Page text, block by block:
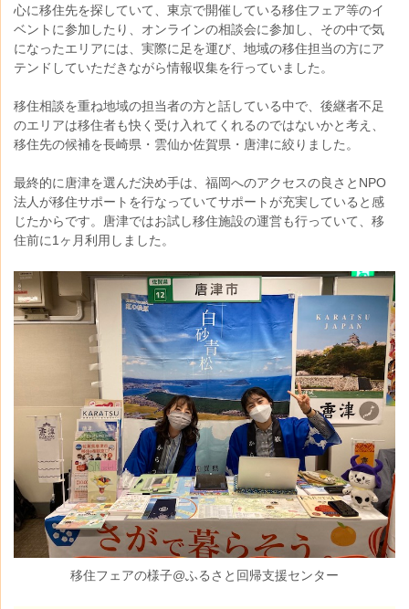
心に移住先を探していて、東京で開催している移住フェア等のイ
ベントに参加したり、オンラインの相談会に参加し、その中で気
になったエリアには、実際に足を運び、地域の移住担当の方にア
テンドしていただきながら情報収集を行っていました。
移住相談を重ね地域の担当者の方と話している中で、後継者不足
のエリアは移住者も快く受け入れてくれるのではないかと考え、
移住先の候補を長崎県・雲仙か佐賀県・唐津に絞りました。
最終的に唐津を選んだ決め手は、福岡へのアクセスの良さとNPO
法人が移住サポートを行なっていてサポートが充実していると感
じたからです。唐津ではお試し移住施設の運営も行っていて、移
住前に1ヶ月利用しました。
移住フェアの様子@ふるさと回帰支援センター